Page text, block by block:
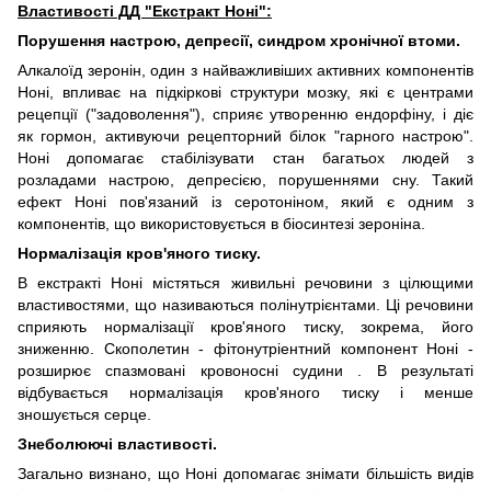
Властивості ДД "Екстракт Ноні":
Порушення настрою, депресії, синдром хронічної втоми.
Алкалоїд зеронін, один з найважливіших активних компонентів
Ноні, впливає на підкіркові структури мозку, які є центрами
рецепції ("задоволення"), сприяє утворенню ендорфіну, і діє
як гормон, активуючи рецепторний білок "гарного настрою".
Ноні допомагає стабілізувати стан багатьох людей з
розладами настрою, депресією, порушеннями сну. Такий
ефект Ноні пов'язаний із серотоніном, який є одним з
компонентів, що використовується в біосинтезі зероніна.
Нормалізація кров'яного тиску.
В екстракті Ноні містяться живильні речовини з цілющими
властивостями, що називаються полінутрієнтами. Ці речовини
сприяють нормалізації кров'яного тиску, зокрема, його
зниженню. Скополетин - фітонутріентний компонент Ноні -
розширює спазмовані кровоносні судини . В результаті
відбувається нормалізація кров'яного тиску і менше
зношується серце.
Знеболюючі властивості.
Загально визнано, що Ноні допомагає знімати більшість видів